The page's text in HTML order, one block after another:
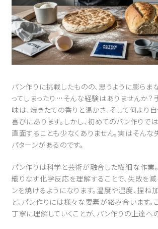
パン作りに挑戦したものの、思うように膨らま
ってしまったり…そんな経験はありませんか？
味は、焼きたての香りと温かさ、そして何より
喜びにあります。しかし、初めてのパン作りで
直面することも少なくありません。実はそん
パターンがあるのです。
パン作りは科学と芸術が融合した繊細な作業
織りなす化学反応を理解することで、失敗を減
ンを焼けるようになります。温度や湿度、捏ね
ど、パン作りには様々な要素が絡み合います。
丁寧に理解していくことが、パン作りの上達へ